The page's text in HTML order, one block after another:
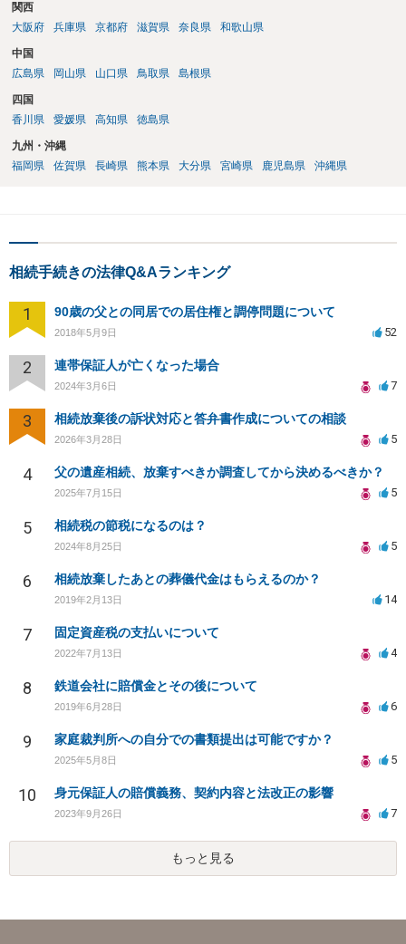
関西
大阪府
兵庫県 京都府 滋賀県 奈良県 和歌山県
中国
広島県
岡山県 山口県 鳥取県 島根県
四国
香川県
愛媛県 高知県 徳島県
九州・沖縄
福岡県
佐賀県 長崎県 熊本県 大分県 宮崎県 鹿児島県 沖縄県
相続手続きの法律Q&Aランキング
1 90歳の父との同居での居住権と調停問題について
2018年5月9日 52
2 連帯保証人が亡くなった場合
2024年3月6日 7
3 相続放棄後の訴状対応と答弁書作成についての相談
2026年3月28日 5
4 父の遺産相続、放棄すべきか調査してから決めるべきか？
2025年7月15日 5
5 相続税の節税になるのは？
2024年8月25日 5
6 相続放棄したあとの葬儀代金はもらえるのか？
2019年2月13日 14
7 固定資産税の支払いについて
2022年7月13日 4
8 鉄道会社に賠償金とその後について
2019年6月28日 6
9 家庭裁判所への自分での書類提出は可能ですか？
2025年5月8日 5
10 身元保証人の賠償義務、契約内容と法改正の影響
2023年9月26日 7
もっと見る